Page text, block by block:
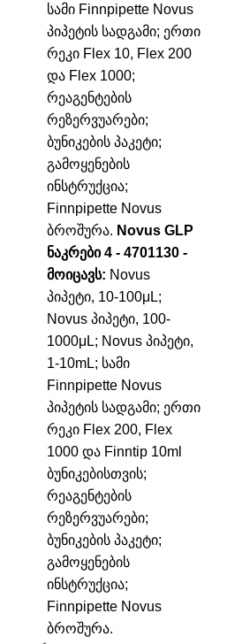
სამი Finnpipette Novus
პიპეტის სადგამი; ერთი
რეკი Flex 10, Flex 200
და Flex 1000;
რეაგენტების
რეზერვუარები;
ბუნიკების პაკეტი;
გამოყენების
ინსტრუქცია;
Finnpipette Novus
ბროშურა. Novus GLP
ნაკრები 4 - 4701130 -
მოიცავს: Novus
პიპეტი, 10-100μL;
Novus პიპეტი, 100-
1000μL; Novus პიპეტი,
1-10mL; სამი
Finnpipette Novus
პიპეტის სადგამი; ერთი
რეკი Flex 200, Flex
1000 და Finntip 10ml
ბუნიკებისთვის;
რეაგენტების
რეზერვუარები;
ბუნიკების პაკეტი;
გამოყენების
ინსტრუქცია;
Finnpipette Novus
ბროშურა.